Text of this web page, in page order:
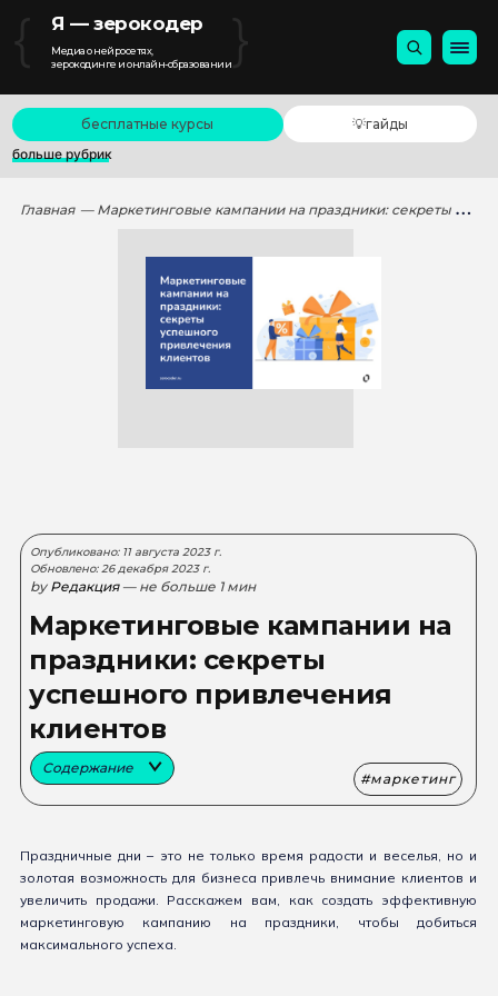
{ Я — зерокодер
Медиа о нейросетях,
зерокодинге и онлайн-образовании}
бесплатные курсы
💡гайды
больше рубрик
Главная — Маркетинговые кампании на праздники: секреты успешного привлечения клиентов
Опубликовано: 11 августа 2023 г.
Обновлено: 26 декабря 2023 г.
by Редакция — не больше 1 мин
Маркетинговые кампании на
праздники: секреты
успешного привлечения
клиентов
Содержание
маркетинг
Праздничные дни – это не только время радости и веселья, но и
золотая возможность для бизнеса привлечь внимание клиентов и
увеличить продажи. Расскажем вам, как создать эффективную
маркетинговую кампанию на праздники, чтобы добиться
максимального успеха.